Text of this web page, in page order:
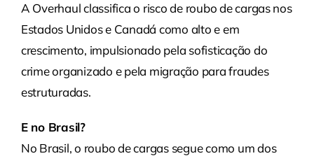
A Overhaul classifica o risco de roubo de cargas nos
Estados Unidos e Canadá como alto e em
crescimento, impulsionado pela sofisticação do
crime organizado e pela migração para fraudes
estruturadas.
E no Brasil?
No Brasil, o roubo de cargas segue como um dos